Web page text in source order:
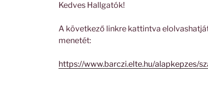
Kedves Hallgatók!
A következő linkre kattintva
menetét:
https://www.barczi.elte.hu/alapkepzes/